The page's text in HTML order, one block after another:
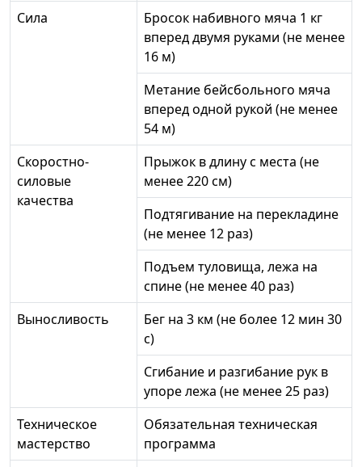
Сила
Бросок набивного мяча 1 кг
вперед двумя руками (не менее
16 м)
Метание бейсбольного мяча
вперед одной рукой (не менее
54 м)
Скоростно-
силовые
качества
Прыжок в длину с места (не
менее 220 см)
Подтягивание на перекладине
(не менее 12 раз)
Подъем туловища, лежа на
спине (не менее 40 раз)
Выносливость
Бег на 3 км (не более 12 мин 30
с)
Сгибание и разгибание рук в
упоре лежа (не менее 25 раз)
Техническое
мастерство
Обязательная техническая
программа